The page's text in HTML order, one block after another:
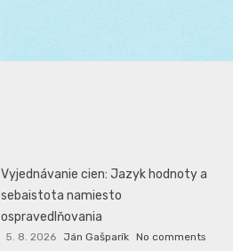
Vyjednávanie cien: Jazyk hodnoty a
sebaistota namiesto
ospravedlňovania
5. 8. 2026 Ján Gašparík No comments